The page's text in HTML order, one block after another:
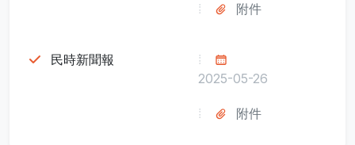
附件
民時新聞報
2025-05-26
附件